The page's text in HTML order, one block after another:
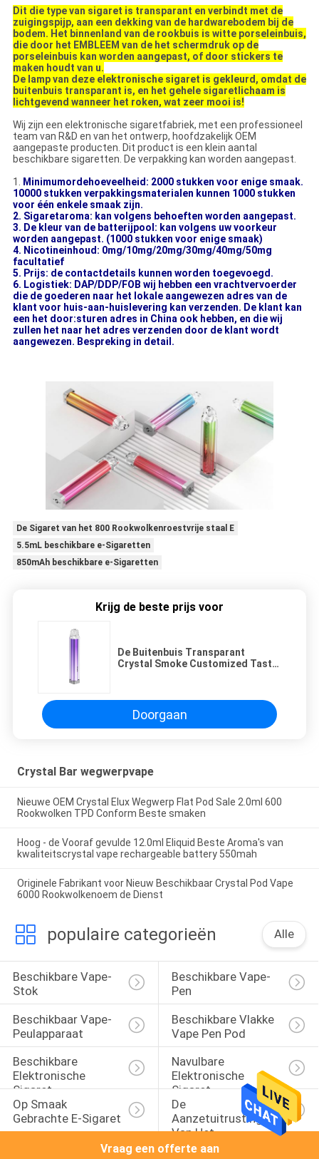
Dit die type van sigaret is transparant en verbindt met de
zuigingspijp, aan een dekking van de hardwarebodem bij de
bodem. Het binnenland van de rookbuis is witte porseleinbuis,
die door het EMBLEEM van de het schermdruk op de
porseleinbuis kan worden aangepast, of door stickers te
maken houdt van u.
De lamp van deze elektronische sigaret is gekleurd, omdat de
buitenbuis transparant is, en het gehele sigaretlichaam is
lichtgevend wanneer het roken, wat zeer mooi is!
Wij zijn een elektronische sigaretfabriek, met een professioneel
team van R&D en van het ontwerp, hoofdzakelijk OEM
aangepaste producten. Dit product is een klein aantal
beschikbare sigaretten. De verpakking kan worden aangepast.
1. Minimumordehoeveelheid: 2000 stukken voor enige smaak.
10000 stukken verpakkingsmaterialen kunnen 1000 stukken
voor één enkele smaak zijn.
2. Sigaretaroma: kan volgens behoeften worden aangepast.
3. De kleur van de batterijpool: kan volgens uw voorkeur
worden aangepast. (1000 stukken voor enige smaak)
4. Nicotineinhoud: 0mg/10mg/20mg/30mg/40mg/50mg
facultatief
5. Prijs: de contactdetails kunnen worden toegevoegd.
6. Logistiek: DAP/DDP/FOB wij hebben een vrachtvervoerder
die de goederen naar het lokale aangewezen adres van de
klant voor huis-aan-huislevering kan verzenden. De klant kan
een het door:sturen adres in China ook hebben, en die wij
zullen het naar het adres verzenden door de klant wordt
aangewezen. Bespreking in detail.
De Sigaret van het 800 Rookwolkenroestvrije staal E
5.5mL beschikbare e-Sigaretten
850mAh beschikbare e-Sigaretten
Krijg de beste prijs voor
De Buitenbuis Transparant
Crystal Smoke Customized Taste
Doorgaan
Crystal Bar wegwerpvape
Nieuwe OEM Crystal Elux Wegwerp Flat Pod Sale 2.0ml 600
Rookwolken TPD Conform Beste smaken
Hoog - de Vooraf gevulde 12.0ml Eliquid Beste Aroma's van
kwaliteitscrystal vape rechargeable battery 550mah
Originele Fabrikant voor Nieuw Beschikbaar Crystal Pod Vape
6000 Rookwolkenoem de Dienst
populaire categorieën Alle
Beschikbare Vape-
Stok
Beschikbare Vape-
Pen
Beschikbaar Vape-
Peulapparaat
Beschikbare Vlakke
Vape Pen Pod
Beschikbare
Elektronische
Sigaret
Navulbare
Elektronische
Sigaret
Op Smaak
Gebrachte E-Sigaret
De
Aanzetuitrustingen
Van Het
Peulsysteem
Vraag een offerte aan